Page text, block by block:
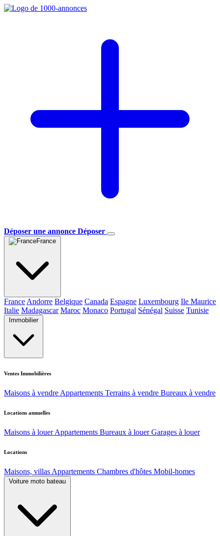
Déposer une annonce Déposer
France
France Andorre Belgique Canada Espagne Luxembourg Ile Maurice
Italie Madagascar Maroc Monaco Portugal Sénégal Suisse Tunisie
Immobilier
Ventes Immobilières
Maisons à vendre Appartements Terrains à vendre Bureaux à vendre
Locations annuelles
Maisons à louer Appartements Bureaux à louer Garages à louer
Locations
Maisons, villas Appartements Chambres d'hôtes Mobil-homes
Voiture moto bateau